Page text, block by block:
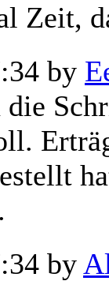
Zeit,
by
die
by